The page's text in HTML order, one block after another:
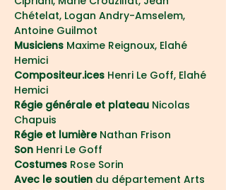
Chételat, Logan Andry-Amselem,
Antoine Guilmot
Musiciens Maxime Reignoux, Elahé
Hemici
Compositeur.ices Henri Le Goff, Elahé
Hemici
Régie générale et plateau Nicolas
Chapuis
Régie et lumière Nathan Frison
Son Henri Le Goff
Costumes Rose Sorin
Avec le soutien du département Arts